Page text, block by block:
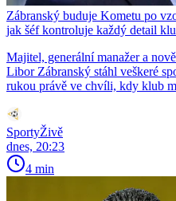
Zábranský buduje Kometu po
jak šéf kontroluje každý detail
Majitel, generální manažer a
Libor Zábranský stáhl veškeré
rukou právě ve chvíli, kdy klub
SportyŽivě
dnes, 20:23
4 min